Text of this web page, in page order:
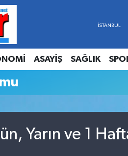
ASAYİŞ SAĞLIK
Yarın ve 1